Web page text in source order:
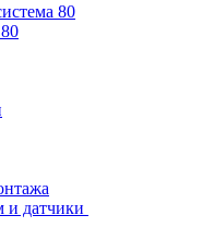
80
и датчики